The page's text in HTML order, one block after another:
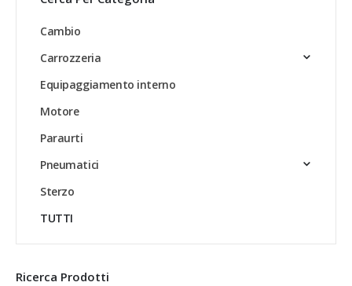
Cambio
Carrozzeria
Equipaggiamento interno
Motore
Paraurti
Pneumatici
Sterzo
TUTTI
Ricerca Prodotti